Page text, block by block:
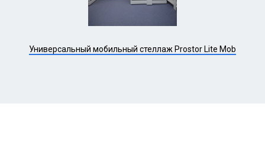
Универсальный мобильный стеллаж Prostor Lite Mob